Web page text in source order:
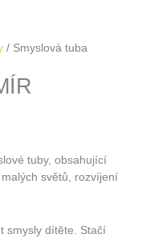
/ Smyslová tuba
tuby, obsahující
světů, rozvíjení
smysly dítěte. Stačí